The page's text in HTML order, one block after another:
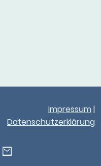
Impressum |
Datenschutzerklärung